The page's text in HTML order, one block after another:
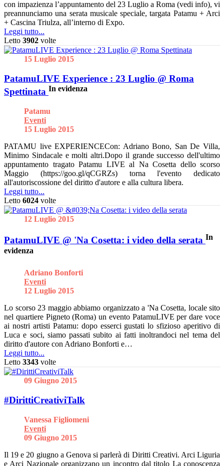
con impazienza l’appuntamento del 23 Luglio a Roma (vedi info), vi
preannunciamo una serata musicale speciale, targata Patamu + Arci
+ Cascina Triulza, all’interno di Expo.
Leggi tutto...
Letto 3902 volte
15 Luglio 2015
PatamuLIVE Experience : 23 Luglio @ Roma
Spettinata In evidenza
Patamu
Eventi
15 Luglio 2015
PATAMU live EXPERIENCECon: Adriano Bono, San De Villa,
Minimo Sindacale e molti altri.Dopo il grande successo dell'ultimo
appuntamento tragato Patamu LIVE al Na Cosetta dello scorso
Maggio (https://goo.gl/qCGRZs) torna l'evento dedicato
all'autoriscossione del diritto d'autore e alla cultura libera.
Leggi tutto...
Letto 6024 volte
12 Luglio 2015
PatamuLIVE @ 'Na Cosetta: i video della serata In
evidenza
Adriano Bonforti
Eventi
12 Luglio 2015
Lo scorso 23 maggio abbiamo organizzato a 'Na Cosetta, locale sito
nel quartiere Pigneto (Roma) un evento PatamuLIVE per dare voce
ai nostri artisti Patamu: dopo esserci gustati lo sfizioso aperitivo di
Luca e soci, siamo passati subito ai fatti inoltrandoci nel tema del
diritto d'autore con Adriano Bonforti e…
Leggi tutto...
Letto 3343 volte
09 Giugno 2015
#DirittiCreativiTalk
Vanessa Figliomeni
Eventi
09 Giugno 2015
Il 19 e 20 giugno a Genova si parlerà di Diritti Creativi. Arci Liguria
e Arci Nazionale organizzano un incontro dal titolo La conoscenza